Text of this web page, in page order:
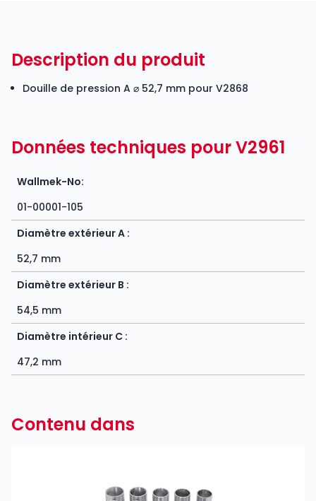
Description du produit
Douille de pression A ⌀ 52,7 mm pour V2868
Données techniques pour V2961
Wallmek-No:
01-00001-105
Diamètre extérieur A :
52,7 mm
Diamètre extérieur B :
54,5 mm
Diamètre intérieur C :
47,2 mm
Contenu dans